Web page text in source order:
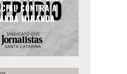
CONTRA A
MIRANDA